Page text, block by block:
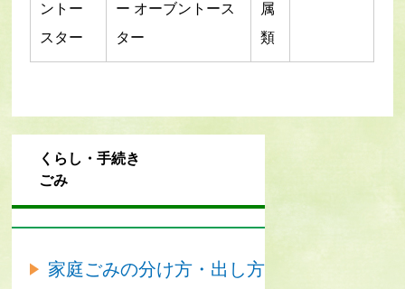
ントー
スター
ー オーブントース
ター
属
類
くらし・手続き
ごみ
家庭ごみの分け方・出し方